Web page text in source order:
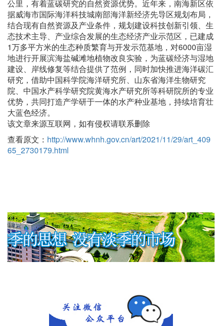
公里，有着蓝碳研究的自然资源优势。近年来，南海新区依
据威海市国际海洋科技城南部海洋新经济先导区规划布局，
结合现有自然资源及产业条件，规划建设科技创新引领、生
态技术主导、产业综合发展的生态经济产业示范区，已建成
1万多平方米的生态种质繁育与开发示范基地，对6000亩湿
地进行开展滨海盐碱滩地植物改良实验，为蓝碳经济与湿地
建设、岸线修复等结合提供了范例，同时加快推进海洋碳汇
研究，借助中国科学院海洋研究所、山东省海洋生物研究
院、中国水产科学研究院黄海水产研究所等科研院所的专业
优势，共同打造产学研于一体的水产种业基地，持续培育壮
大蓝色经济。
该文章来源互联网，如有侵权请联系删除
查看原文： http://www.whnh.gov.cn/art/2021/11/29/art_409
65_2730179.html